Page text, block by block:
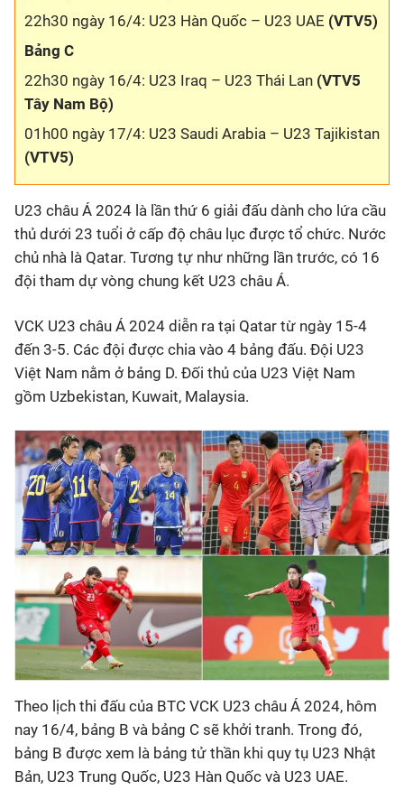
Bên lề
22h30 ngày 16/4: U23 Hàn Quốc – U23 UAE (VTV5)
Bảng C
22h30 ngày 16/4: U23 Iraq – U23 Thái Lan (VTV5
Tây Nam Bộ)
01h00 ngày 17/4: U23 Saudi Arabia – U23 Tajikistan
(VTV5)
U23 châu Á 2024 là lần thứ 6 giải đấu dành cho lứa cầu
thủ dưới 23 tuổi ở cấp độ châu lục được tổ chức. Nước
chủ nhà là Qatar. Tương tự như những lần trước, có 16
đội tham dự vòng chung kết U23 châu Á.
VCK U23 châu Á 2024 diễn ra tại Qatar từ ngày 15-4
đến 3-5. Các đội được chia vào 4 bảng đấu. Đội U23
Việt Nam nằm ở bảng D. Đối thủ của U23 Việt Nam
gồm Uzbekistan, Kuwait, Malaysia.
Theo lịch thi đấu của BTC VCK U23 châu Á 2024, hôm
nay 16/4, bảng B và bảng C sẽ khởi tranh. Trong đó,
bảng B được xem là bảng tử thần khi quy tụ U23 Nhật
Bản, U23 Trung Quốc, U23 Hàn Quốc và U23 UAE.